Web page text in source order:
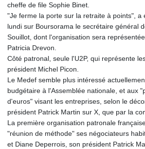
cheffe de file Sophie Binet.
"Je ferme la porte sur la retraite à points", a
lundi sur Boursorama le secrétaire général
Souillot, dont l'organisation sera
Patricia Drevon.
Côté patronal, seule l'U2P, qui représente
président Michel Picon.
Le Medef semble plus intéressé
budgétaire à l'Assemblée nationale, et aux
d'euros" visant les entreprises, selon le
président Patrick Martin sur X, que par la
La première organisation patronale
"réunion de méthode" ses négociateurs
et Diane Deperrois, son président Patrick